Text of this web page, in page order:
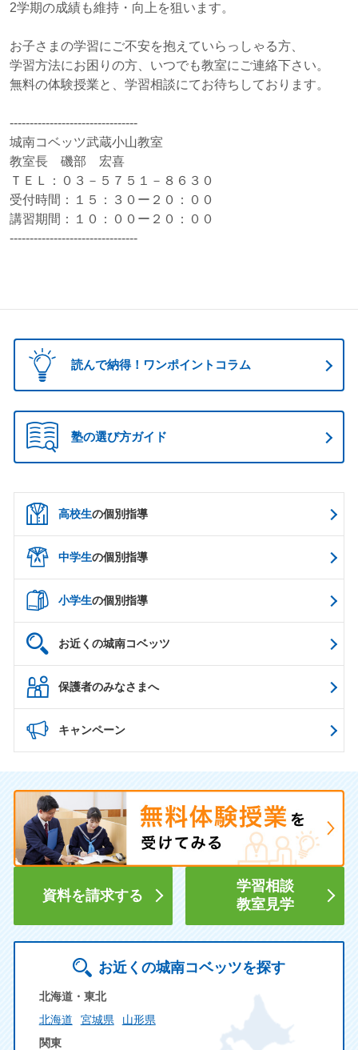
2学期の成績も維持・向上を狙います。
お子さまの学習にご不安を抱えていらっしゃる方、
学習方法にお困りの方、いつでも教室にご連絡下さい。
無料の体験授業と、学習相談にてお待ちしております。
--------------------------------
城南コベッツ武蔵小山教室
教室長 磯部 宏喜
ＴＥＬ：０３－５７５１－８６３０
受付時間：１５：３０ー２０：００
講習期間：１０：００ー２０：００
--------------------------------
読んで納得！ワンポイントコラム
塾の選び方ガイド
高校生の個別指導
中学生の個別指導
小学生の個別指導
お近くの城南コベッツ
保護者のみなさまへ
キャンペーン
資料を請求する
学習相談
教室見学
お近くの城南コベッツを探す
北海道・東北
北海道
宮城県
山形県
関東